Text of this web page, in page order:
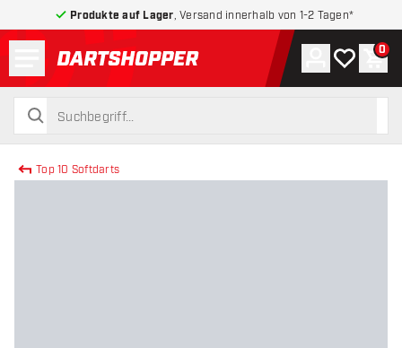
Produkte auf Lager , Versand innerhalb von 1-2 Tagen*
zurück zur Startseite
suchen
suchen
Konto
Meine 0
Top 10 Softdarts